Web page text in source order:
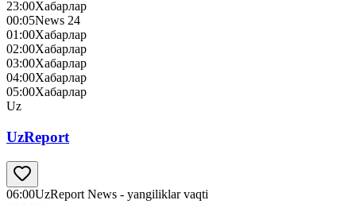
23:00Хабарлар
00:05News 24
01:00Хабарлар
02:00Хабарлар
03:00Хабарлар
04:00Хабарлар
05:00Хабарлар
Uz
UzReport
06:00UzReport News - yangiliklar vaqti